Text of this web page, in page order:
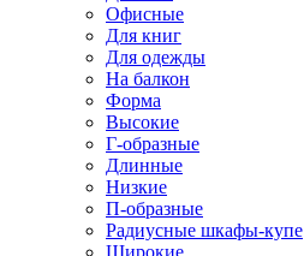
Офисные
Для книг
Для одежды
На балкон
Форма
Высокие
Г-образные
Длинные
Низкие
П-образные
Радиусные шкафы-купе
Широкие